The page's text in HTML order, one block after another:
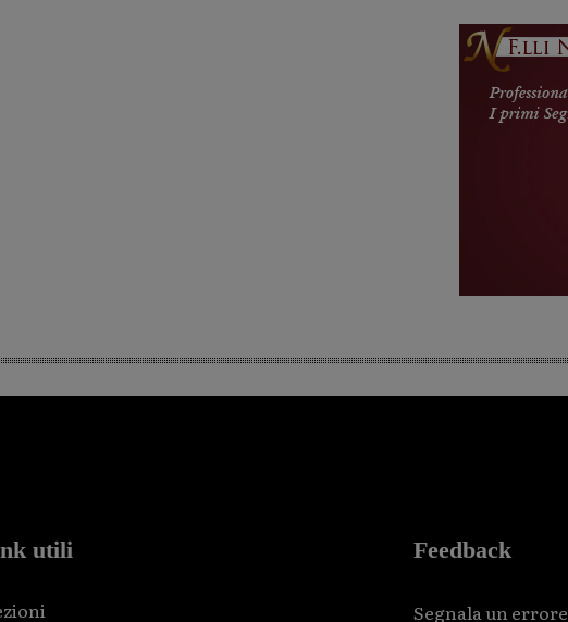
utili Feedback
Segnala un errore